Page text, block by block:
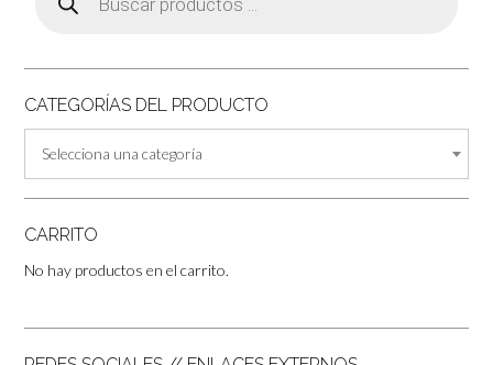
productos
CATEGORÍAS DEL PRODUCTO
Selecciona una categoría
CARRITO
No hay productos en el carrito.